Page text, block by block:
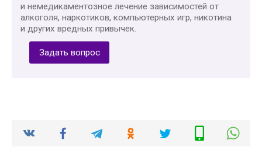
и немедикаментозное лечение зависимостей от
алкоголя, наркотиков, компьютерных игр, никотина
и других вредных привычек.
Задать вопрос